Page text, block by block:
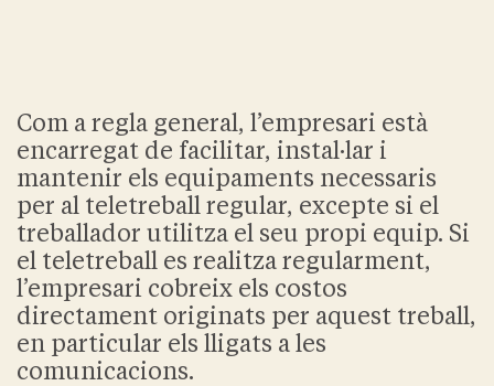
Com a regla general, l’empresari està
encarregat de facilitar, instal·lar i
mantenir els equipaments necessaris
per al teletreball regular, excepte si el
treballador utilitza el seu propi equip. Si
el teletreball es realitza regularment,
l’empresari cobreix els costos
directament originats per aquest treball,
en particular els lligats a les
comunicacions.